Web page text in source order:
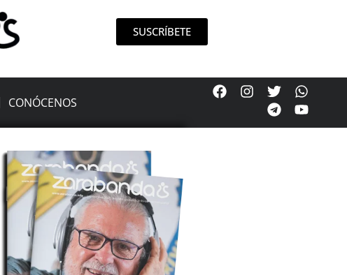
SUSCRÍBETE
CONÓCENOS